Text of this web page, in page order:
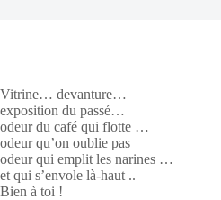
Vitrine… devanture…
exposition du passé…
odeur du café qui flotte …
odeur qu’on oublie pas
odeur qui emplit les narines …
et qui s’envole là-haut ..
Bien à toi !